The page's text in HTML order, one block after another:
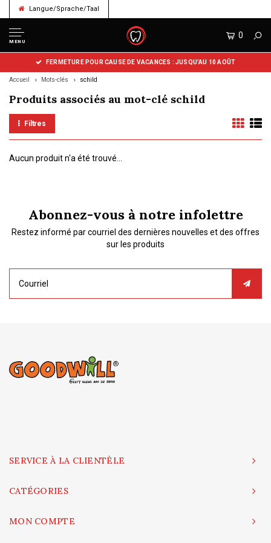
Langue/Sprache/Taal
MENU
0
FERMETURE POUR CAUSE DE VACANCES : JUSQU’AU 10 AOÛT
Accueil Mots-clés schild
Produits associés au mot-clé schild
Filtres
Aucun produit n'a été trouvé...
Abonnez-vous à notre infolettre
Restez informé par courriel des dernières nouvelles et des offres
sur les produits
SERVICE À LA CLIENTÈLE
CATÉGORIES
MON COMPTE